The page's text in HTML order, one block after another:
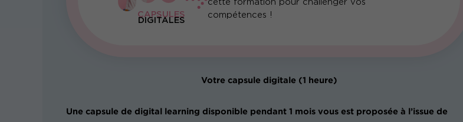
CAPSULES
DIGITALES
compétences !
Votre capsule digitale (1 heure)
Une capsule de digital learning disponible pendant 1 mois vous est proposée à l’issue de